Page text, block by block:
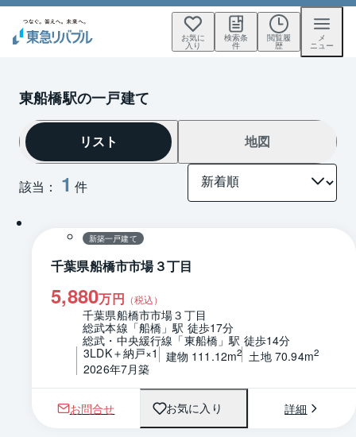
お気に
入り
検索条
件
閲覧履
歴
メ
ニュー
東船橋駅の一戸建て
該当： 1 件
リスト 地図
1 / 0 間取り
新築一戸建て
千葉県船橋市市場３丁目
5,880万円 （税込）
千葉県船橋市市場３丁目
総武本線「船橋」駅 徒歩17分
総武・中央緩行線「東船橋」駅 徒歩14分
3LDK＋納戸×1
建物 111.12m2 土地 70.94m2
2026年7月築
お問合せ お気に入り 詳細